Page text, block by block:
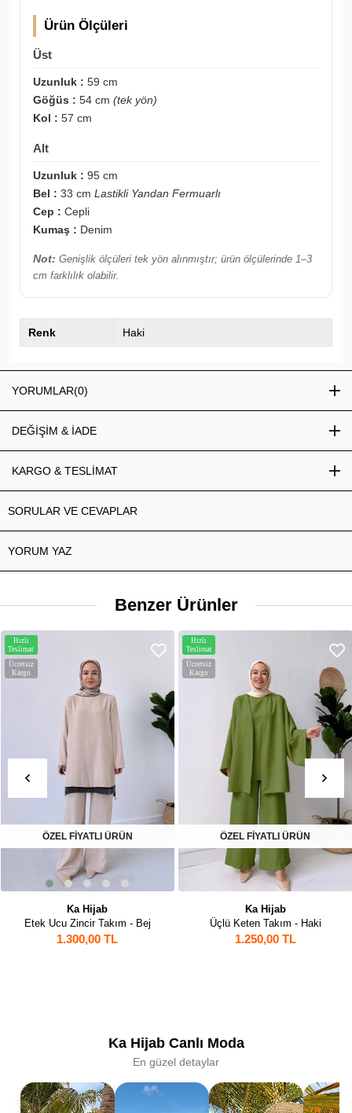
Ürün Ölçüleri
Üst
Uzunluk : 59 cm
Göğüs : 54 cm (tek yön)
Kol : 57 cm
Alt
Uzunluk : 95 cm
Bel : 33 cm Lastikli Yandan Fermuarlı
Cep : Cepli
Kumaş : Denim
Not: Genişlik ölçüleri tek yön alınmıştır; ürün ölçülerinde 1–3
cm farklılık olabilir.
Renk Haki
YORUMLAR(0)
DEĞİŞİM & İADE
KARGO & TESLİMAT
SORULAR VE CEVAPLAR
YORUM YAZ
Benzer Ürünler
Ka Hijab
Etek Ucu Zincir Takım - Bej
1.300,00 TL
Ücretsiz
Kargo
Hızlı
Teslimat
ÖZEL FİYATLI ÜRÜN
Ka Hijab
Üçlü Keten Takım - Haki
1.250,00 TL
Ücretsiz
Kargo
Hızlı
Teslimat
ÖZEL FİYATLI ÜRÜN
Ka Hijab Canlı Moda
En güzel detaylar